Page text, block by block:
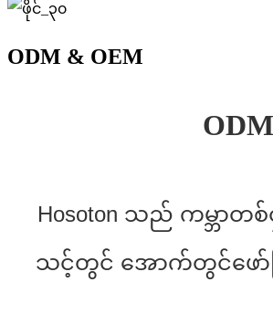
ODM & OEM
Hosoton သည် ကမ္ဘာတ
သင့်တွင် အောက်တွင်ဖော်